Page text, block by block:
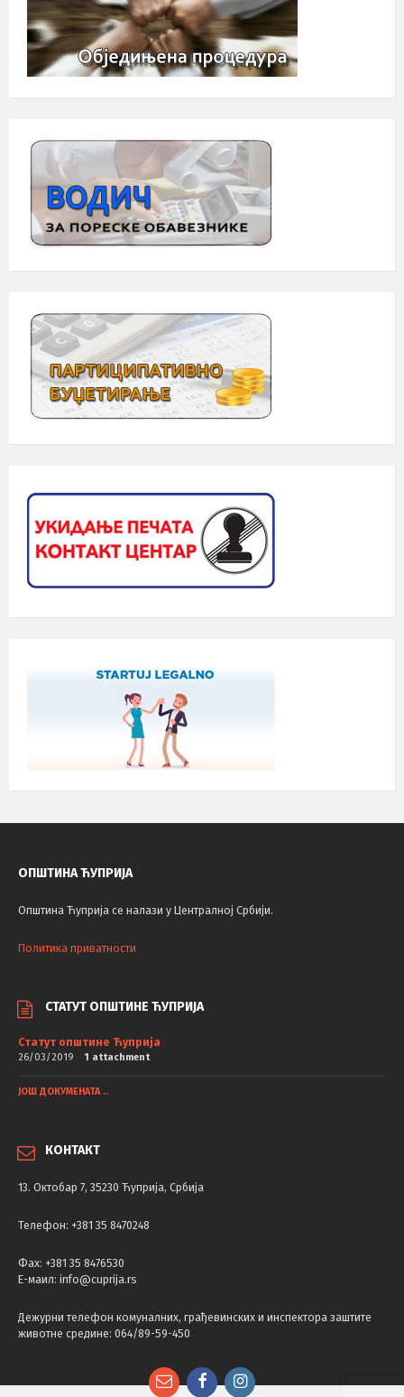
ОПШТИНА ЋУПРИЈА
Општина Ћуприја се налази у Централној Србији.
Политика приватности
СТАТУТ ОПШТИНЕ ЋУПРИЈА
Статут општине Ћуприја
26/03/2019 1 attachment
ЈОШ ДОКУМЕНАТА ..
КОНТАКТ
13. Октобар 7, 35230 Ћуприја, Србија
Телефон: +381 35 8470248
Фаx: +381 35 8476530
Е-маил: info@cuprija.rs
Дежурни телефон комуналних, грађевинских и инспектора заштите
животне средине: 064/89-59-450